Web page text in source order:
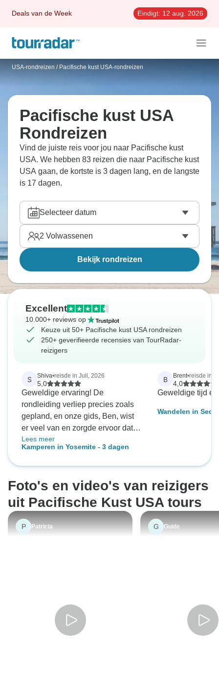
Deals van de Week Eindigt: 12 aug. 2026
USA-rondreizen / Pacifische kust USA-rondreizen
Pacifische kust USA
Rondreizen
Vind de juiste reis voor jou naar Pacifische kust
USA. We hebben 83 reizen die naar Pacifische kust
USA gaan, de kortste is 3 dagen lang, en de langste
is 17 dagen.
Selecteer datum
2 Volwassenen
Bekijk rondreizen
Excellent
10.000+ reviews op
Keuze uit 50+ Pacifische kust USA rondreizen
250+ geverifieerde recensies van TourRadar-
reizigers
S Shiva•reisde in Juli, 2026
5,0
Geweldige ervaring! De
rondleiding verliep precies zoals
gepland, en onze gids, Ben, wist
er veel van en zorgde ervoor dat er
tijdens de hele reis aan al onze
wensen werd voldaan.
Lees meer
Kamperen in Yosemite - 3 dagen
B Brent•reisde in
4,0
Geweldige tijd
Wandelen in
Foto's en video's van reizigers
uit Pacifische Kust USA tours
P Patricia G Guide